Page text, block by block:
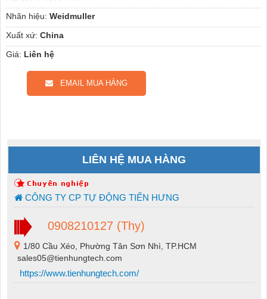
Nhãn hiệu: Weidmuller
Xuất xứ: China
Giá: Liên hệ
EMAIL MUA HÀNG
LIÊN HỆ MUA HÀNG
CÔNG TY CP TỰ ĐỘNG TIẾN HƯNG
0908210127 (Thy)
1/80 Cầu Xéo, Phường Tân Sơn Nhì, TP.HCM
sales05@tienhungtech.com
https://www.tienhungtech.com/